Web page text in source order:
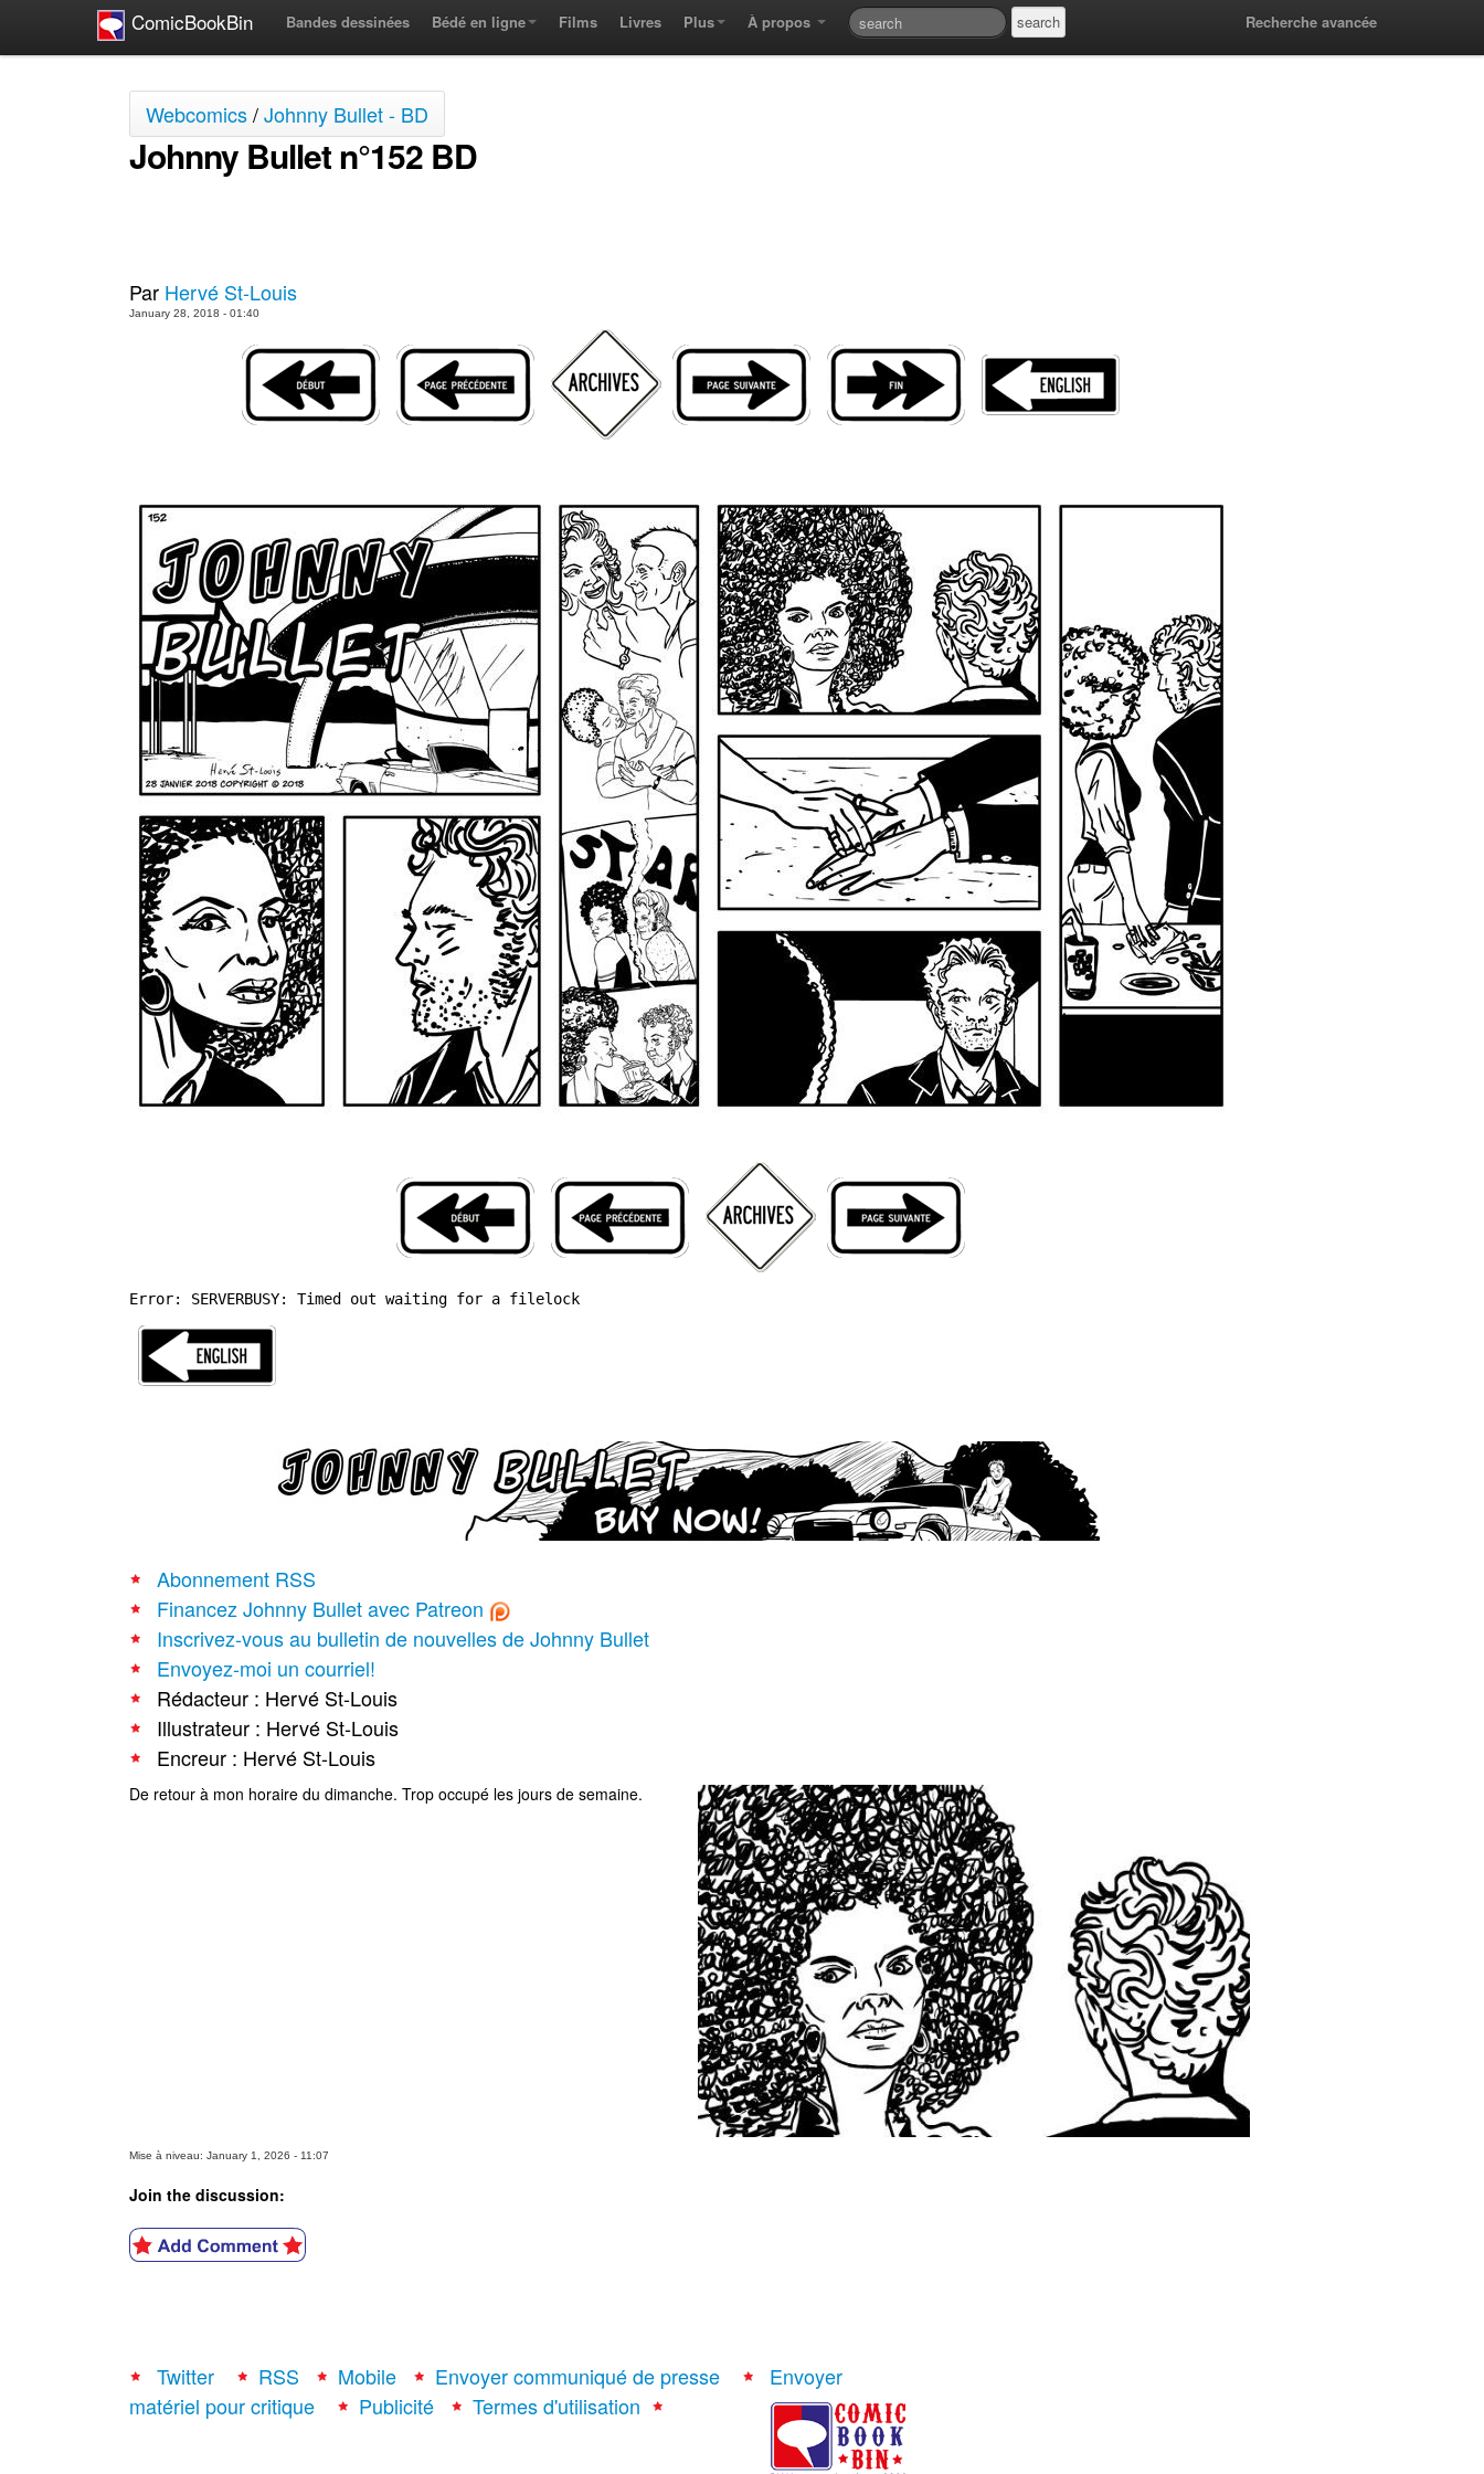
ComicBookBin Bandes dessinées Bédé en ligne Films Livres Plus À propos Recherche avancée
Webcomics/Johnny Bullet - BD
Johnny Bullet n°152 BD
Par Hervé St-Louis
January 28, 2018 - 01:40
Abonnement RSS
Financez Johnny Bullet avec Patreon
Inscrivez-vous au bulletin de nouvelles de Johnny Bullet
Envoyez-moi un courriel!
Rédacteur : Hervé St-Louis
Illustrateur : Hervé St-Louis
Encreur : Hervé St-Louis
De retour à mon horaire du dimanche. Trop occupé les jours de semaine.
Mise à niveau: January 1, 2026 - 11:07
Join the discussion:
Twitter RSS Mobile Envoyer communiqué de presse
Envoyer
matériel pour critique
Publicité Termes d'utilisation